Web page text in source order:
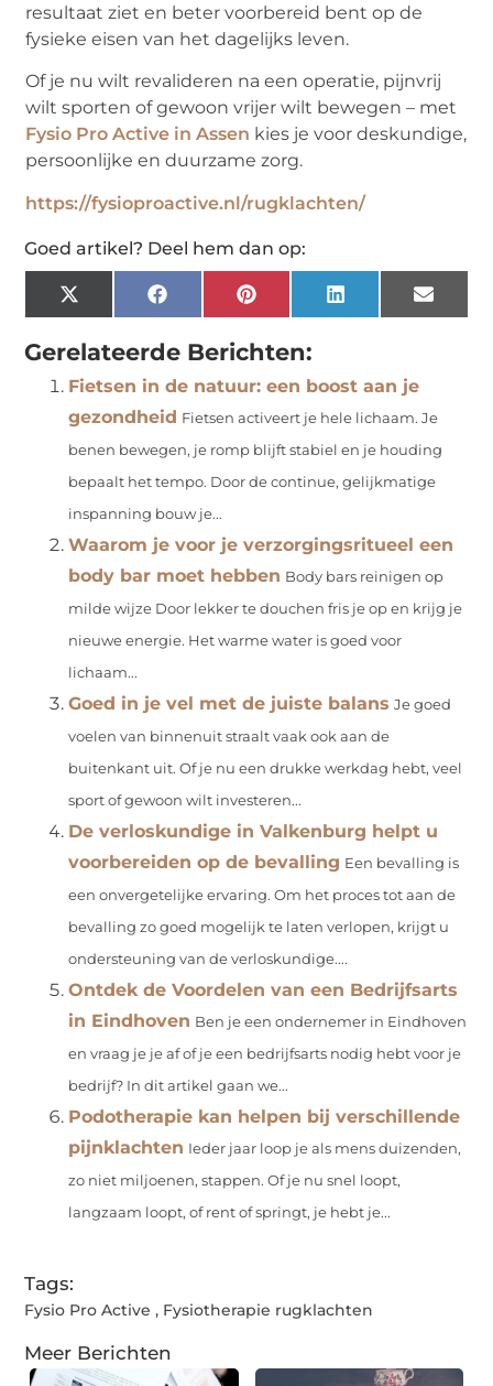
resultaat ziet en beter voorbereid bent op de
fysieke eisen van het dagelijks leven.
Of je nu wilt revalideren na een operatie, pijnvrij
wilt sporten of gewoon vrijer wilt bewegen – met
Fysio Pro Active in Assen kies je voor deskundige,
persoonlijke en duurzame zorg.
https://fysioproactive.nl/rugklachten/
Goed artikel? Deel hem dan op:
X
(Twitter)
FacebookPinterestLinkedInEmail
Gerelateerde Berichten:
Fietsen in de natuur: een boost aan je
gezondheid Fietsen activeert je hele lichaam. Je
benen bewegen, je romp blijft stabiel en je houding
bepaalt het tempo. Door de continue, gelijkmatige
inspanning bouw je...
Waarom je voor je verzorgingsritueel een
body bar moet hebben Body bars reinigen op
milde wijze Door lekker te douchen fris je op en krijg je
nieuwe energie. Het warme water is goed voor
lichaam...
Goed in je vel met de juiste balans Je goed
voelen van binnenuit straalt vaak ook aan de
buitenkant uit. Of je nu een drukke werkdag hebt, veel
sport of gewoon wilt investeren...
De verloskundige in Valkenburg helpt u
voorbereiden op de bevalling Een bevalling is
een onvergetelijke ervaring. Om het proces tot aan de
bevalling zo goed mogelijk te laten verlopen, krijgt u
ondersteuning van de verloskundige....
Ontdek de Voordelen van een Bedrijfsarts
in Eindhoven Ben je een ondernemer in Eindhoven
en vraag je je af of je een bedrijfsarts nodig hebt voor je
bedrijf? In dit artikel gaan we...
Podotherapie kan helpen bij verschillende
pijnklachten Ieder jaar loop je als mens duizenden,
zo niet miljoenen, stappen. Of je nu snel loopt,
langzaam loopt, of rent of springt, je hebt je...
Tags:
Fysio Pro Active , Fysiotherapie rugklachten
Meer Berichten